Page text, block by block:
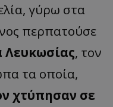
γύρω στα
περπατούσε
Λευκωσίας, τον
τα οποία,
χτύπησαν σε